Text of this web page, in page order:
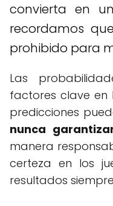
convierta en
recordamos
prohibido para
Las
factores clave en
predicciones
nunca
manera
certeza en los
resultados